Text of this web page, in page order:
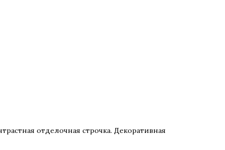
отделочная строчка. Декоративная